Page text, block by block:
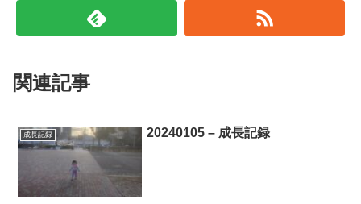
関連記事
成長記録 20240105 – 成長記録